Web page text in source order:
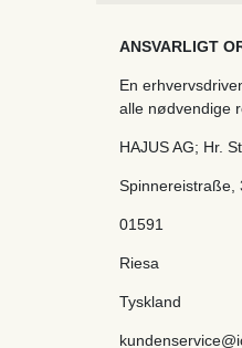
ANSVARLIGT
En
alle nødvendige
HAJUS AG; Hr.
Spinnereistraße,
01591
Riesa
Tyskland